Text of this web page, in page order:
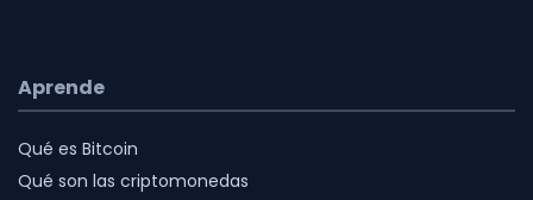
Aprende
Qué es Bitcoin
Qué son las criptomonedas